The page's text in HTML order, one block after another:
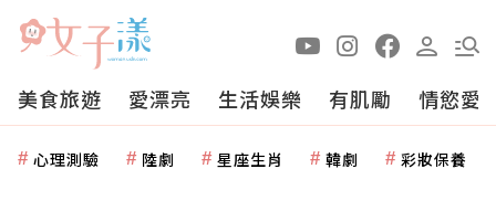
美食旅遊 愛漂亮 生活娛樂 有肌勵 情慾愛
心理測驗 陸劇 星座生肖 韓劇 彩妝保養